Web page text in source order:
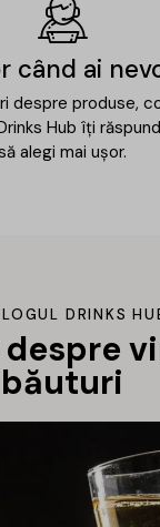
când ai
despre produse,
Hub îți
alegi mai ușor.
DRINKS
băuturi